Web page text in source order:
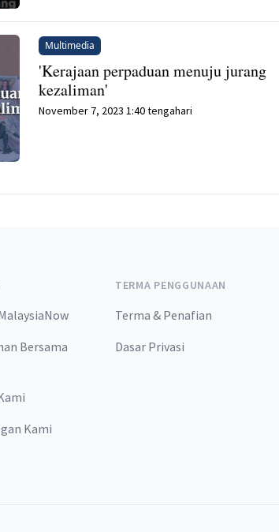
Multimedia
'Kerajaan perpaduan menuju jurang
kezaliman'
November 7, 2023 1:40 tengahari
Bersama
Kami
TERMA PENGGUNAAN
Terma & Penafian
Dasar Privasi